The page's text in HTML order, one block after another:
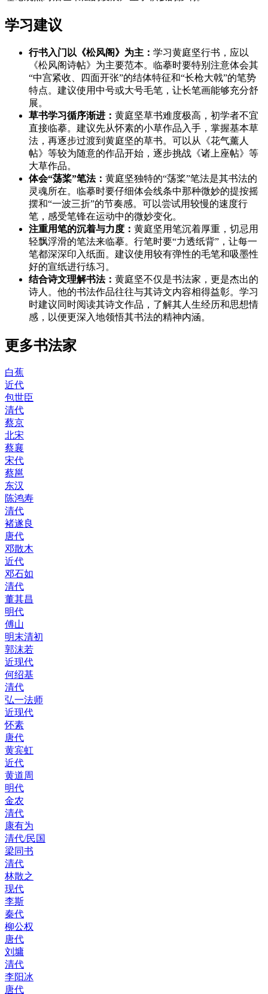
学习建议
行书入门以《松风阁》为主： 学习黄庭坚行书，应以
《松风阁诗帖》为主要范本。临摹时要特别注意体会其
“中宫紧收、四面开张”的结体特征和“长枪大戟”的笔势
特点。建议使用中号或大号毛笔，让长笔画能够充分舒
展。
草书学习循序渐进： 黄庭坚草书难度极高，初学者不宜
直接临摹。建议先从怀素的小草作品入手，掌握基本草
法，再逐步过渡到黄庭坚的草书。可以从《花气薰人
帖》等较为随意的作品开始，逐步挑战《诸上座帖》等
大草作品。
体会“荡桨”笔法： 黄庭坚独特的“荡桨”笔法是其书法的
灵魂所在。临摹时要仔细体会线条中那种微妙的提按摇
摆和“一波三折”的节奏感。可以尝试用较慢的速度行
笔，感受笔锋在运动中的微妙变化。
注重用笔的沉着与力度： 黄庭坚用笔沉着厚重，切忌用
轻飘浮滑的笔法来临摹。行笔时要“力透纸背”，让每一
笔都深深印入纸面。建议使用较有弹性的毛笔和吸墨性
好的宣纸进行练习。
结合诗文理解书法： 黄庭坚不仅是书法家，更是杰出的
诗人。他的书法作品往往与其诗文内容相得益彰。学习
时建议同时阅读其诗文作品，了解其人生经历和思想情
感，以便更深入地领悟其书法的精神内涵。
更多书法家
白蕉
近代
包世臣
清代
蔡京
北宋
蔡襄
宋代
蔡邕
东汉
陈鸿寿
清代
褚遂良
唐代
邓散木
近代
邓石如
清代
董其昌
明代
傅山
明末清初
郭沫若
近现代
何绍基
清代
弘一法师
近现代
怀素
唐代
黄宾虹
近代
黄道周
明代
金农
清代
康有为
清代/民国
梁同书
清代
林散之
现代
李斯
秦代
柳公权
唐代
刘墉
清代
李阳冰
唐代